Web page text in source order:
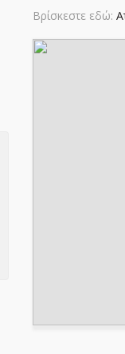
Βρίσκεστε εδώ: